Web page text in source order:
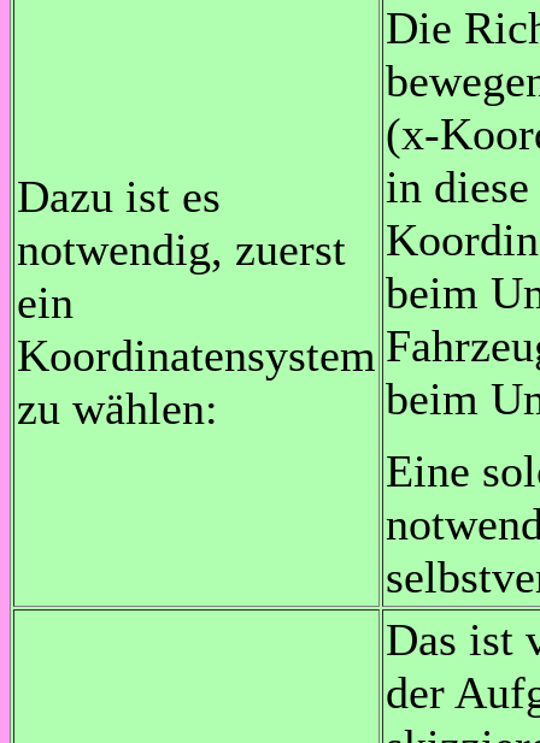
Dazu ist es
notwendig, zuerst
ein
Koordinatensystem
zu wählen:
Die
(x-
in
beim
beim
Eine
Das ist
der